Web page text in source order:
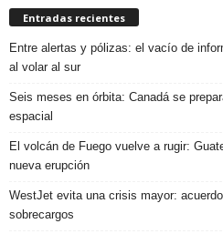
Entradas recientes
Entre alertas y pólizas: el vacío de
al volar al sur
Seis meses en órbita: Canadá se
espacial
El volcán de Fuego vuelve a rugir:
nueva erupción
WestJet evita una crisis mayor:
sobrecargos